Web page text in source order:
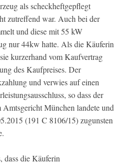
als scheckheftgepflegt
zutreffend war. Auch bei der
und diese mit 55 kW
nur 44kw hatte. Als die Käuferin
kurzerhand vom Kaufvertrag
des Kaufpreises. Der
und verwies auf einen
so dass der
München landete und
(191 C 8106/15) zugunsten
dass die Käuferin